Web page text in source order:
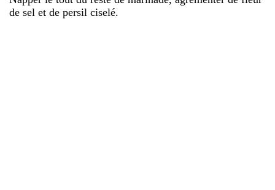
de sel et de persil ciselé.